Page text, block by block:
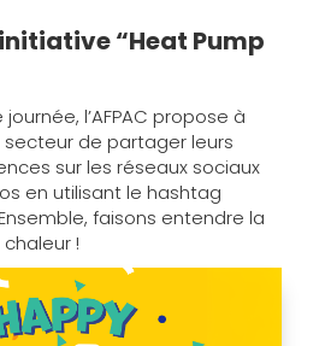
“Heat Pump
l’AFPAC propose à
de partager leurs
sur les réseaux sociaux
en utilisant le hashtag
faisons entendre la
!